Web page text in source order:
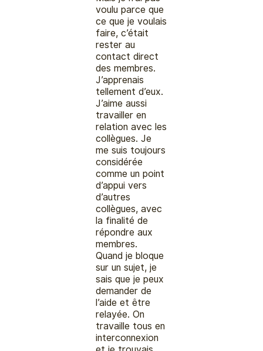
voulu parce que
ce que je voulais
faire, c’était
rester au
contact direct
des membres.
J’apprenais
tellement d’eux.
J’aime aussi
travailler en
relation avec les
collègues. Je
me suis toujours
considérée
comme un point
d’appui vers
d’autres
collègues, avec
la finalité de
répondre aux
membres.
Quand je bloque
sur un sujet, je
sais que je peux
demander de
l’aide et être
relayée. On
travaille tous en
interconnexion